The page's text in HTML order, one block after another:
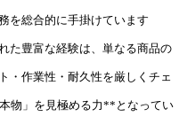
を総合的に手掛けています
た豊富な経験は、単なる商品の
・作業性・耐久性を厳しくチェ
物」を見極める力**となってい